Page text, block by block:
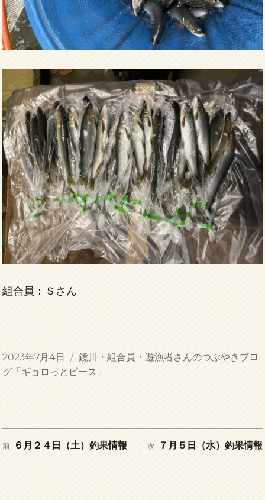
組合員：Ｓさん
投
稿
2023年7月4日
カ
テ
鏡川・組合員・遊漁者さんのつぶやきブロ
グ「ギョロっとピース」
投
前 前
６月２４日（土）釣果情報 次
次
７月５日（水）釣果情報